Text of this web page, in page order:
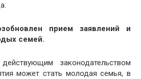
прием заявлений и
семей.
законодательством
может стать молодая семья, в